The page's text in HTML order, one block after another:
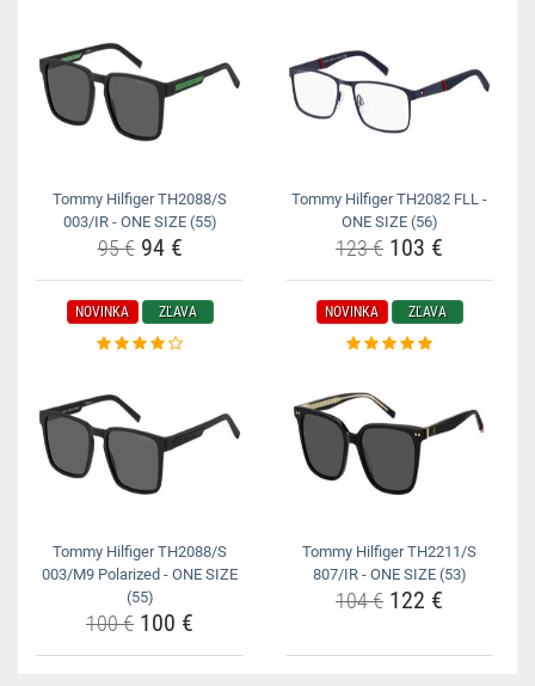
Tommy Hilfiger TH2088/S
003/IR - ONE SIZE (55)
95 €94 €
Tommy Hilfiger TH2082 FLL -
ONE SIZE (56)
123 € 103 €
NOVINKA ZĽAVA
Tommy Hilfiger TH2088/S
003/M9 Polarized - ONE SIZE
(55)
100 € 100 €
NOVINKA ZĽAVA
Tommy Hilfiger TH2211/S
807/IR - ONE SIZE (53)
104 € 122 €